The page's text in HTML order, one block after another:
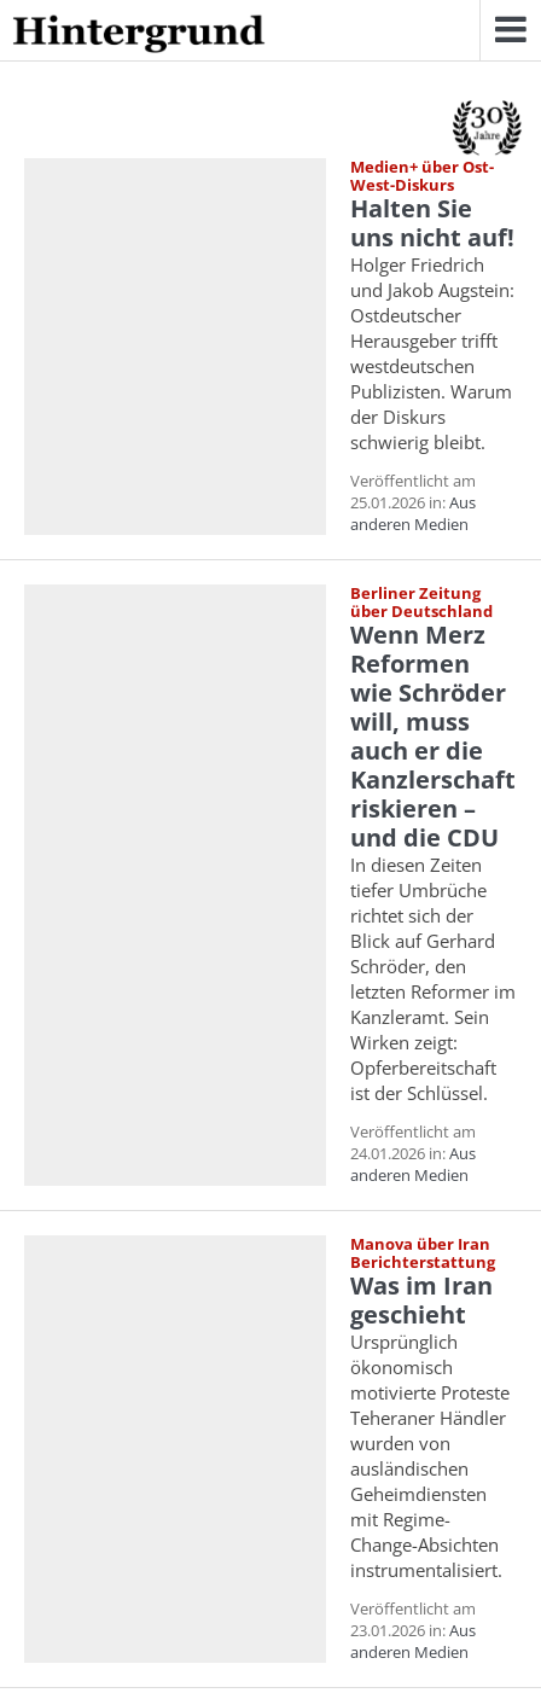
Skip
to
content
Medien+ über Ost-
West-Diskurs
Halten Sie
uns nicht auf!
Holger Friedrich
und Jakob Augstein:
Ostdeutscher
Herausgeber trifft
westdeutschen
Publizisten. Warum
der Diskurs
schwierig bleibt.
Veröffentlicht am
25.01.2026 in:Aus
anderen Medien
Berliner Zeitung
über Deutschland
Wenn Merz
Reformen
wie Schröder
will, muss
auch er die
Kanzlerschaft
riskieren –
und die CDU
In diesen Zeiten
tiefer Umbrüche
richtet sich der
Blick auf Gerhard
Schröder, den
letzten Reformer im
Kanzleramt. Sein
Wirken zeigt:
Opferbereitschaft
ist der Schlüssel.
Veröffentlicht am
24.01.2026 in:Aus
anderen Medien
Manova über Iran
Berichterstattung
Was im Iran
geschieht
Ursprünglich
ökonomisch
motivierte Proteste
Teheraner Händler
wurden von
ausländischen
Geheimdiensten
mit Regime-
Change-Absichten
instrumentalisiert.
Veröffentlicht am
23.01.2026 in:Aus
anderen Medien